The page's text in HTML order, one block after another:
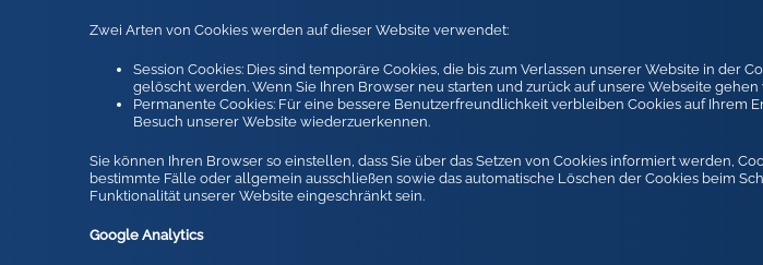
Zwei Arten von Cookies werden auf dieser Website verwendet:
Session Cookies: Dies sind temporäre Cookies, die bis zum Verlassen unserer Website in
gelöscht werden. Wenn Sie Ihren Browser neu starten und zurück auf unsere Webseite gehen
Permanente Cookies: Für eine bessere Benutzerfreundlichkeit verbleiben Cookies auf Ihrem
Besuch unserer Website wiederzuerkennen.
Sie können Ihren Browser so einstellen, dass Sie über das Setzen von Cookies informiert werden,
bestimmte Fälle oder allgemein ausschließen sowie das automatische Löschen der Cookies beim
Funktionalität unserer Website eingeschränkt sein.
Google Analytics